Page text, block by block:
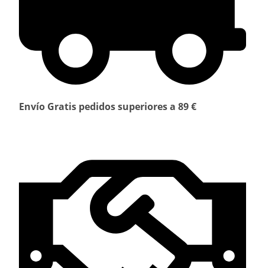
Envío Gratis pedidos superiores a 89 €